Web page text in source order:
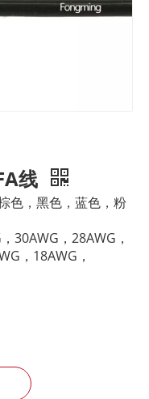
线
色，黑色，蓝色，粉
30AWG，28AWG，
，18AWG，